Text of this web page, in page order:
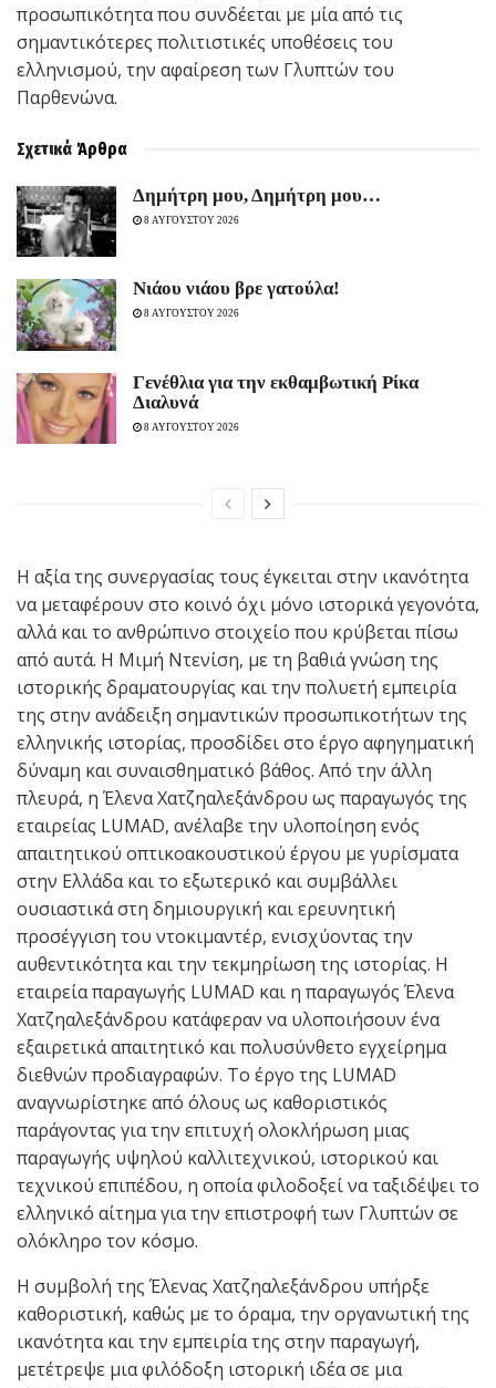
προσωπικότητα που συνδέεται με μία από τις
σημαντικότερες πολιτιστικές υποθέσεις του
ελληνισμού, την αφαίρεση των Γλυπτών του
Παρθενώνα.
Σχετικά Άρθρα
Δημήτρη μου, Δημήτρη μου…
8 ΑΥΓΟΥΣΤΟΥ 2026
Νιάου νιάου βρε γατούλα!
8 ΑΥΓΟΥΣΤΟΥ 2026
Γενέθλια για την εκθαμβωτική Ρίκα
Διαλυνά
8 ΑΥΓΟΥΣΤΟΥ 2026
Η αξία της συνεργασίας τους έγκειται στην ικανότητα
να μεταφέρουν στο κοινό όχι μόνο ιστορικά γεγονότα,
αλλά και το ανθρώπινο στοιχείο που κρύβεται πίσω
από αυτά. Η Μιμή Ντενίση, με τη βαθιά γνώση της
ιστορικής δραματουργίας και την πολυετή εμπειρία
της στην ανάδειξη σημαντικών προσωπικοτήτων της
ελληνικής ιστορίας, προσδίδει στο έργο αφηγηματική
δύναμη και συναισθηματικό βάθος. Από την άλλη
πλευρά, η Έλενα Χατζηαλεξάνδρου ως παραγωγός της
εταιρείας LUMAD, ανέλαβε την υλοποίηση ενός
απαιτητικού οπτικοακουστικού έργου με γυρίσματα
στην Ελλάδα και το εξωτερικό και συμβάλλει
ουσιαστικά στη δημιουργική και ερευνητική
προσέγγιση του ντοκιμαντέρ, ενισχύοντας την
αυθεντικότητα και την τεκμηρίωση της ιστορίας. Η
εταιρεία παραγωγής LUMAD και η παραγωγός Έλενα
Χατζηαλεξάνδρου κατάφεραν να υλοποιήσουν ένα
εξαιρετικά απαιτητικό και πολυσύνθετο εγχείρημα
διεθνών προδιαγραφών. Το έργο της LUMAD
αναγνωρίστηκε από όλους ως καθοριστικός
παράγοντας για την επιτυχή ολοκλήρωση μιας
παραγωγής υψηλού καλλιτεχνικού, ιστορικού και
τεχνικού επιπέδου, η οποία φιλοδοξεί να ταξιδέψει το
ελληνικό αίτημα για την επιστροφή των Γλυπτών σε
ολόκληρο τον κόσμο.
Η συμβολή της Έλενας Χατζηαλεξάνδρου υπήρξε
καθοριστική, καθώς με το όραμα, την οργανωτική της
ικανότητα και την εμπειρία της στην παραγωγή,
μετέτρεψε μια φιλόδοξη ιστορική ιδέα σε μια